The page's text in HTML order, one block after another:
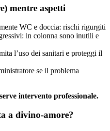
mentre aspetti
WC e doccia: rischi rigurgiti
in colonna sono inutili e
l’uso dei sanitari e proteggi il
se il problema
intervento professionale.
a divino-amore?